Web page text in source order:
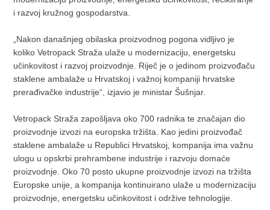
i razvoj kružnog gospodarstva.
„Nakon današnjeg obilaska proizvodnog pogona vidljivo je
koliko Vetropack Straža ulaže u modernizaciju, energetsku
učinkovitost i razvoj proizvodnje. Riječ je o jedinom proizvođaču
staklene ambalaže u Hrvatskoj i važnoj kompaniji hrvatske
prerađivačke industrije“, izjavio je ministar Šušnjar.
Vetropack Straža zapošljava oko 700 radnika te značajan dio
proizvodnje izvozi na europska tržišta. Kao jedini proizvođač
staklene ambalaže u Republici Hrvatskoj, kompanija ima važnu
ulogu u opskrbi prehrambene industrije i razvoju domaće
proizvodnje. Oko 70 posto ukupne proizvodnje izvozi na tržišta
Europske unije, a kompanija kontinuirano ulaže u modernizaciju
proizvodnje, energetsku učinkovitost i održive tehnologije.